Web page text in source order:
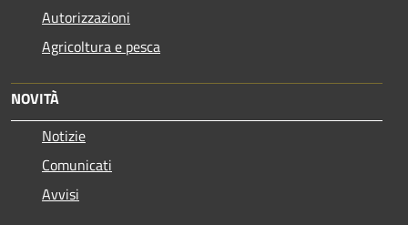
Autorizzazioni
Agricoltura e pesca
NOVITÀ
Notizie
Comunicati
Avvisi